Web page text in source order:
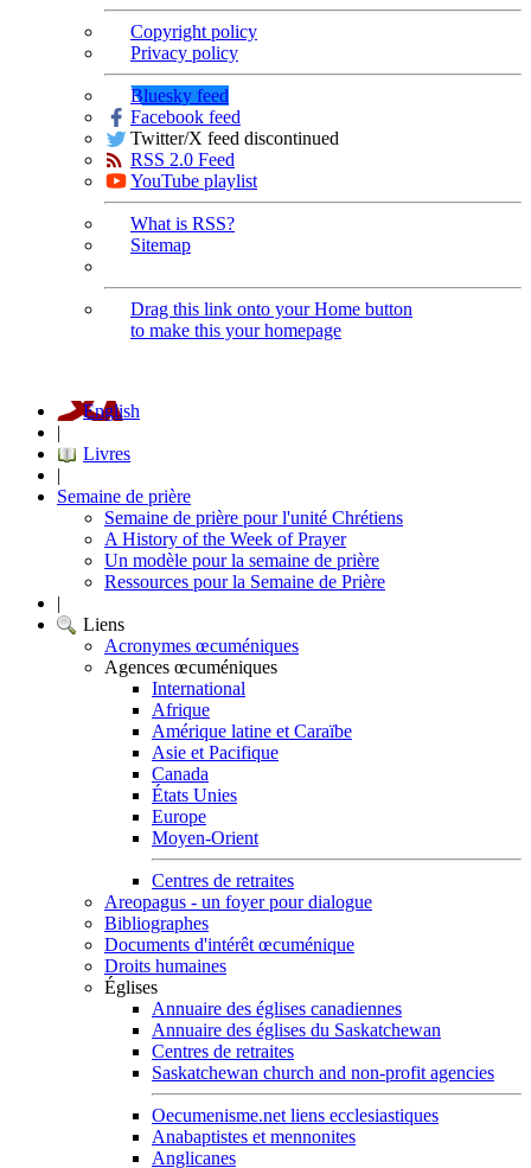
Copyright policy
Privacy policy
Bluesky feed
Facebook feed
Twitter/X feed discontinued
RSS 2.0 Feed
YouTube playlist
What is RSS?
Sitemap
Drag this link onto your Home button
to make this your homepage
English
|
Livres
|
Semaine de prière
Semaine de prière pour l'unité Chrétiens
A History of the Week of Prayer
Un modèle pour la semaine de prière
Ressources pour la Semaine de Prière
|
Liens
Acronymes œcuméniques
Agences œcuméniques
International
Afrique
Amérique latine et Caraïbe
Asie et Pacifique
Canada
États Unies
Europe
Moyen-Orient
Centres de retraites
Areopagus - un foyer pour dialogue
Bibliographes
Documents d'intérêt œcuménique
Droits humaines
Églises
Annuaire des églises canadiennes
Annuaire des églises du Saskatchewan
Centres de retraites
Saskatchewan church and non-profit agencies
Oecumenisme.net liens ecclesiastiques
Anabaptistes et mennonites
Anglicanes